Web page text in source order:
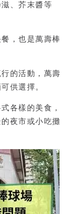
、芥末醬等
，也是萬壽棒
的活動，萬壽
供選擇。
各樣的美食，
夜市或小吃攤